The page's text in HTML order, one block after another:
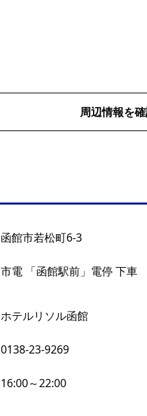
周辺情報を
函館市若松町6-3
市電 「函館駅前」電停 下車
ホテルリソル函館
0138-23-9269
16:00～22:00